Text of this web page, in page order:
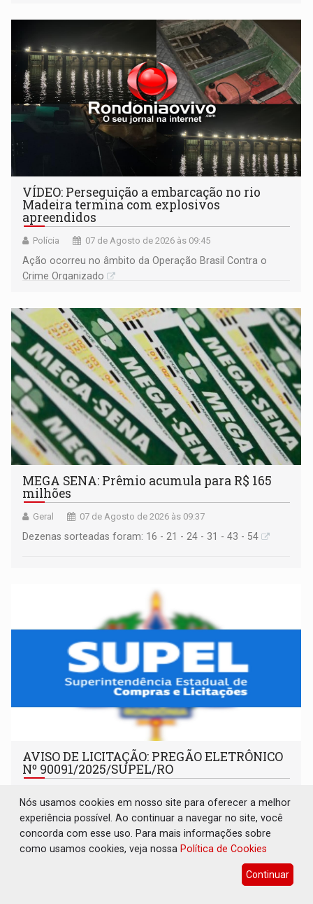
bolo e canto de parabéns dedicado aos pais
VÍDEO: Perseguição a embarcação no rio
Madeira termina com explosivos
apreendidos
Polícia 07 de Agosto de 2026 às 09:45
Ação ocorreu no âmbito da Operação Brasil Contra o
Crime Organizado
MEGA SENA: Prêmio acumula para R$ 165
milhões
Geral 07 de Agosto de 2026 às 09:37
Dezenas sorteadas foram: 16 - 21 - 24 - 31 - 43 - 54
AVISO DE LICITAÇÃO: PREGÃO ELETRÔNICO
Nº 90091/2025/SUPEL/RO
Nós usamos cookies em nosso site para oferecer a melhor
experiência possível. Ao continuar a navegar no site, você
concorda com esse uso. Para mais informações sobre
como usamos cookies, veja nossa Política de Cookies
Continuar